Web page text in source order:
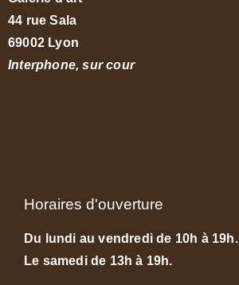
44 rue Sala
69002 Lyon
Interphone, sur cour
Horaires d'ouverture
Du lundi au vendredi de 10h à 19h.
Le samedi de 13h à 19h.